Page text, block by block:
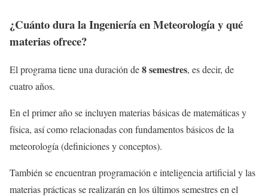
¿Cuánto dura la Ingeniería en Meteorología y qué
materias ofrece?
El programa tiene una duración de8 semestres, es decir, de
cuatro años.
En el primer año se incluyen materias básicas de matemáticas y
física, así como relacionadas con fundamentos básicos de la
meteorología (definiciones y conceptos).
También se encuentran programación e inteligencia artificial y las
materias prácticas se realizarán en los últimos semestres en el